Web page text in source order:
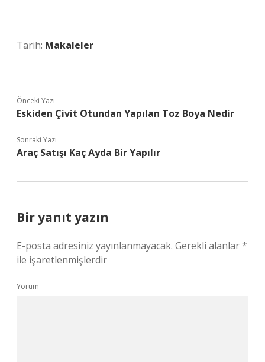
Tarih: Makaleler
Önceki Yazı
Eskiden Çivit Otundan Yapılan Toz Boya Nedir
Sonraki Yazı
Araç Satışı Kaç Ayda Bir Yapılır
Bir yanıt yazın
E-posta adresiniz yayınlanmayacak. Gerekli alanlar*
ile işaretlenmişlerdir
Yorum